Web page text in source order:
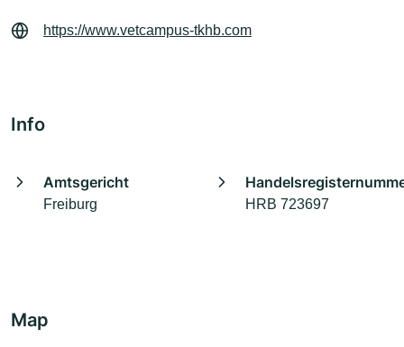
https://www.vetcampus-tkhb.com
Info
Amtsgericht
Freiburg HRB 723697
Map